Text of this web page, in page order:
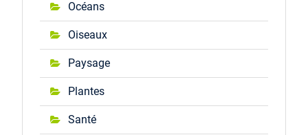
Océans
Oiseaux
Paysage
Plantes
Santé